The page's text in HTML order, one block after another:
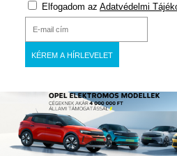
Elfogadom az Adatvédelmi